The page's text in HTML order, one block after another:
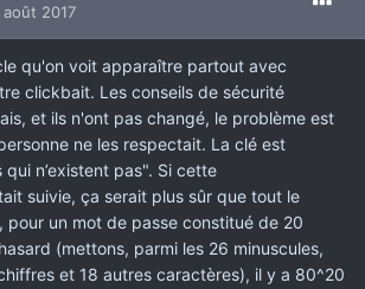
août 2017
qu'on voit apparaître partout avec
clickbait. Les conseils de sécurité
et ils n'ont pas changé, le problème est
ne les respectait. La clé est
n’existent pas". Si cette
suivie, ça serait plus sûr que tout le
pour un mot de passe constitué de 20
(mettons, parmi les 26 minuscules,
et 18 autres caractères), il y a 80^20